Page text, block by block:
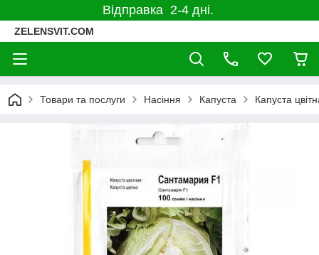
Відправка 2-4 дні.
ZELENSVIT.COM
Товари та послуги Насіння Капуста Капуста